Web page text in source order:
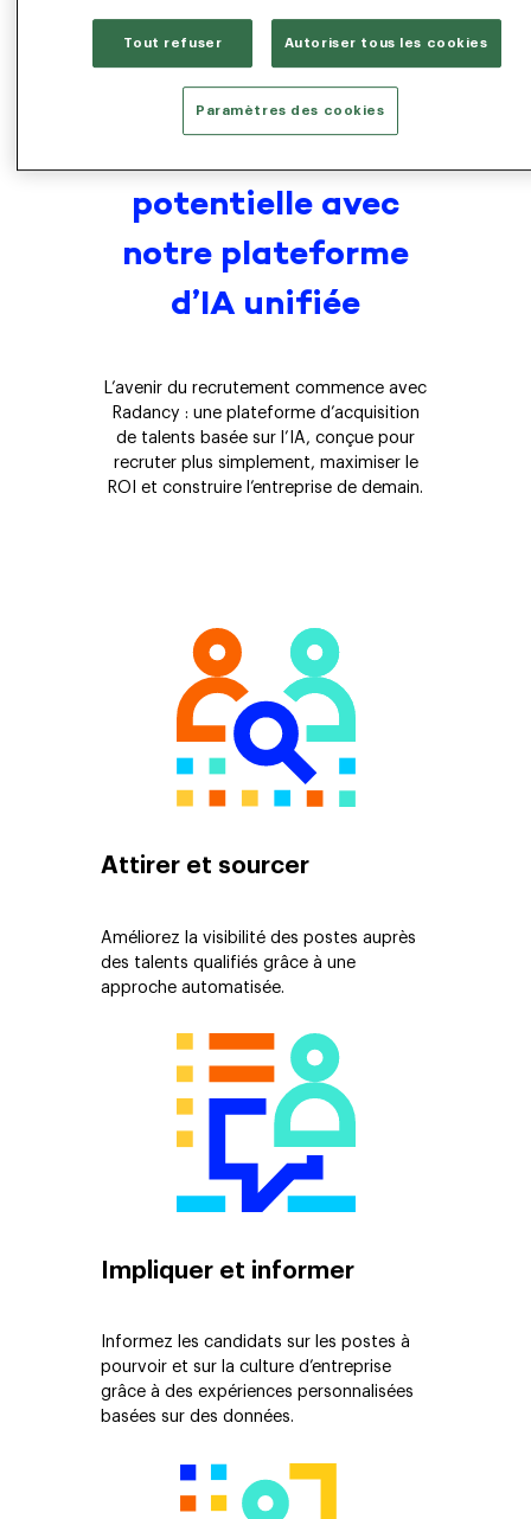
Faire de chaque
contact une
potentielle avec
notre plateforme
d’IA unifiée
L’avenir du recrutement commence avec
Radancy : une plateforme d’acquisition
de talents basée sur l’IA, conçue pour
recruter plus simplement, maximiser le
ROI et construire l’entreprise de demain.
Attirer et sourcer
Améliorez la visibilité des postes auprès
des talents qualifiés grâce à une
approche automatisée.
Impliquer et informer
Informez les candidats sur les postes à
pourvoir et sur la culture d’entreprise
grâce à des expériences personnalisées
basées sur des données.
Tout refuser Autoriser tous les cookies
Paramètres des cookies